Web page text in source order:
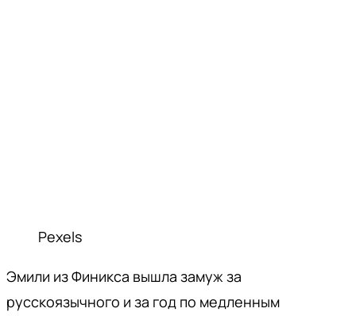
Pexels
Эмили из Финикса вышла замуж за
русскоязычного и за год по медленным